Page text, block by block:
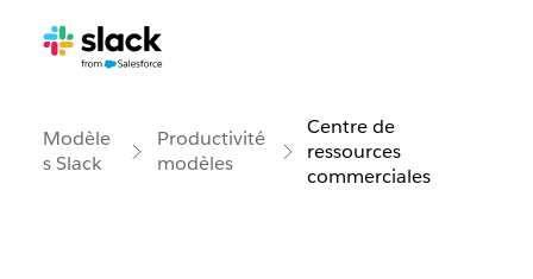
Modèle
s Slack
Productivité
modèles
Centre de
ressources
commerciales